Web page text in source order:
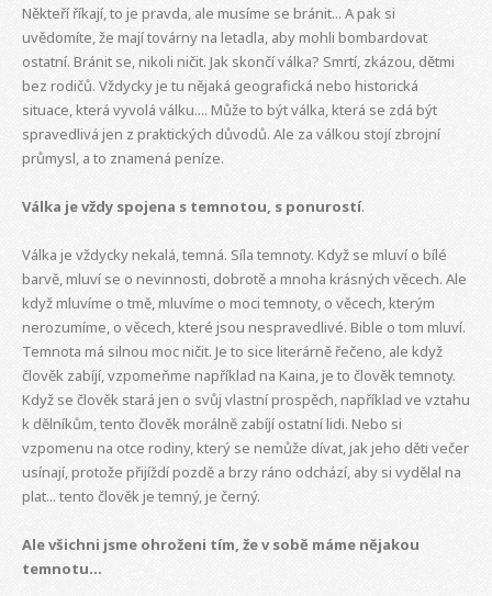
Někteří říkají, to je pravda, ale musíme se bránit... A pak si
uvědomíte, že mají továrny na letadla, aby mohli bombardovat
ostatní. Bránit se, nikoli ničit. Jak skončí válka? Smrtí, zkázou, dětmi
bez rodičů. Vždycky je tu nějaká geografická nebo historická
situace, která vyvolá válku.... Může to být válka, která se zdá být
spravedlivá jen z praktických důvodů. Ale za válkou stojí zbrojní
průmysl, a to znamená peníze.
Válka je vždy spojena s temnotou, s ponurostí.
Válka je vždycky nekalá, temná. Síla temnoty. Když se mluví o bílé
barvě, mluví se o nevinnosti, dobrotě a mnoha krásných věcech. Ale
když mluvíme o tmě, mluvíme o moci temnoty, o věcech, kterým
nerozumíme, o věcech, které jsou nespravedlivé. Bible o tom mluví.
Temnota má silnou moc ničit. Je to sice literárně řečeno, ale když
člověk zabíjí, vzpomeňme například na Kaina, je to člověk temnoty.
Když se člověk stará jen o svůj vlastní prospěch, například ve vztahu
k dělníkům, tento člověk morálně zabíjí ostatní lidi. Nebo si
vzpomenu na otce rodiny, který se nemůže dívat, jak jeho děti večer
usínají, protože přijíždí pozdě a brzy ráno odchází, aby si vydělal na
plat... tento člověk je temný, je černý.
Ale všichni jsme ohroženi tím, že v sobě máme nějakou
temnotu...